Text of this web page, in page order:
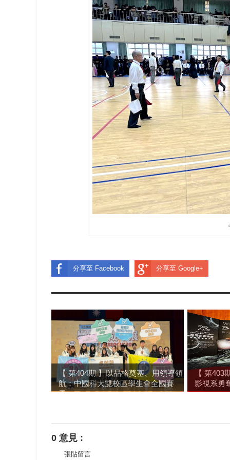
分享至 Facebook 分享至 Google+
【 第404期 】以品格奠基、用領導領
航：中國科大雙校區學生會全國賽
勇...
【 第403
影視系勇
0 意見 :
張貼留言